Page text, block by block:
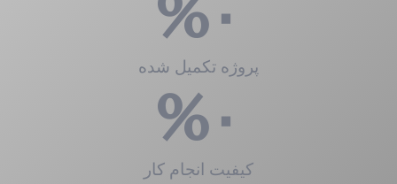
پروژه تکمیل شده
۰%
کیفیت انجام کار